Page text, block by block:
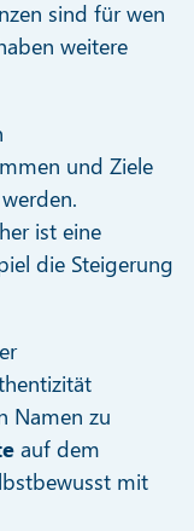
sind für wen
weitere
und Ziele
ist eine
die Steigerung
Namen zu
auf dem
mit